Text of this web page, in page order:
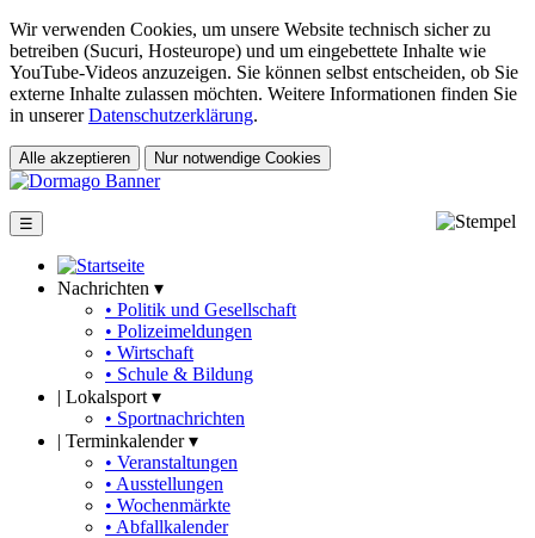
Wir verwenden Cookies, um unsere Website technisch sicher zu
betreiben (Sucuri, Hosteurope) und um eingebettete Inhalte wie
YouTube-Videos anzuzeigen. Sie können selbst entscheiden, ob Sie
externe Inhalte zulassen möchten. Weitere Informationen finden Sie
in unsererDatenschutzerklärung.
Alle akzeptieren Nur notwendige Cookies
☰
Nachrichten ▾
• Politik und Gesellschaft
• Polizeimeldungen
• Wirtschaft
• Schule & Bildung
| Lokalsport ▾
• Sportnachrichten
| Terminkalender ▾
• Veranstaltungen
• Ausstellungen
• Wochenmärkte
• Abfallkalender